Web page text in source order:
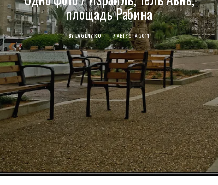
m r
)
t
площадь Рабина
BY EVGENY KO 9 АВГУСТА 2011